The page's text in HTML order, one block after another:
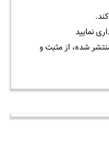
نمایید
شده، از مثبت و